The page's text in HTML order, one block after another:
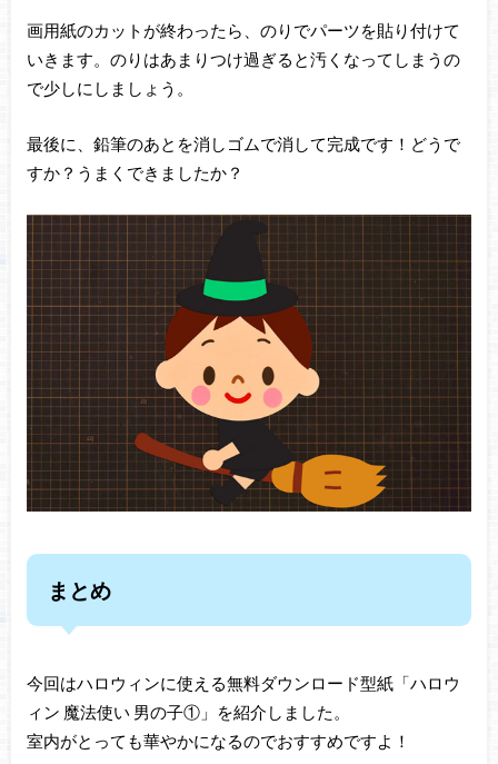
画用紙のカットが終わったら、のりでパーツを貼り付けて
いきます。のりはあまりつけ過ぎると汚くなってしまうの
で少しにしましょう。
最後に、鉛筆のあとを消しゴムで消して完成です！どうで
すか？うまくできましたか？
まとめ
今回はハロウィンに使える無料ダウンロード型紙「ハロウ
ィン 魔法使い 男の子①」を紹介しました。
室内がとっても華やかになるのでおすすめですよ！